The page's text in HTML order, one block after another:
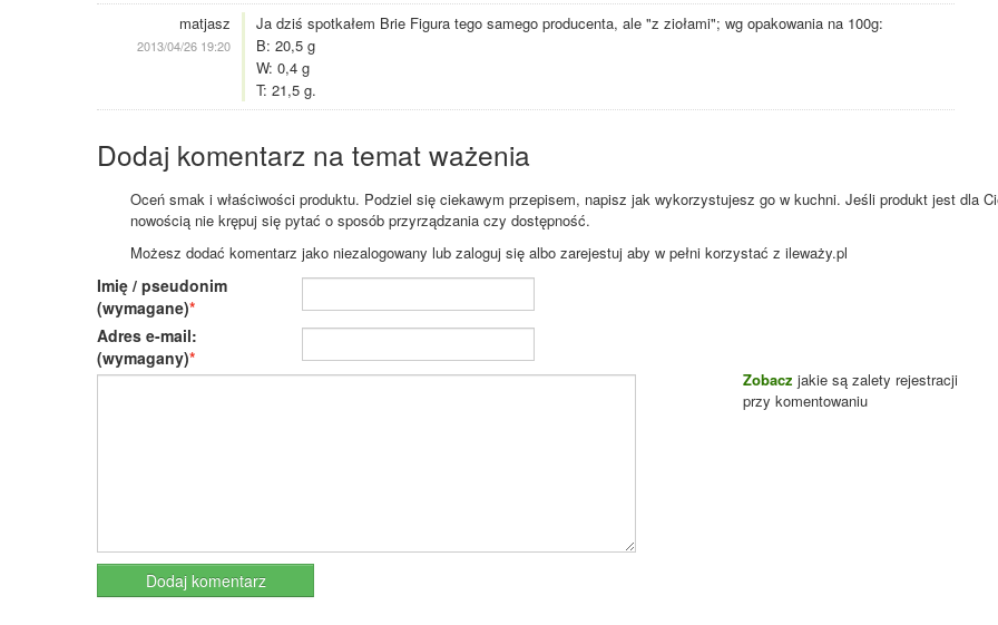
matjasz
2013/04/26 19:20
Ja dziś spotkałem Brie Figura tego samego producenta, ale "z ziołami"; wg opakowania na 100g:
B: 20,5 g
W: 0,4 g
T: 21,5 g.
Dodaj komentarz na temat ważenia
Oceń smak i właściwości produktu. Podziel się ciekawym przepisem, napisz jak wykorzystujesz go w kuchni. Jeśli produkt jest dla
nowością nie krępuj się pytać o sposób przyrządzania czy dostępność.
Możesz dodać komentarz jako niezalogowany lub zaloguj się albo zarejestuj aby w pełni korzystać z ileważy.pl
Imię / pseudonim
(wymagane)
Adres e-mail:
(wymagany)
Zobacz jakie są zalety rejestracji
przy komentowaniu